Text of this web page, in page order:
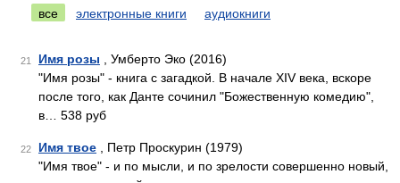
все
электронные книги аудиокниги
21 Имя розы , Умберто Эко (2016)
"Имя розы" - книга с загадкой. В начале XIV века, вскоре
после того, как Данте сочинил "Божественную комедию",
в… 538 руб
22 Имя твое , Петр Проскурин (1979)
"Имя твое" - и по мысли, и по зрелости совершенно новый,